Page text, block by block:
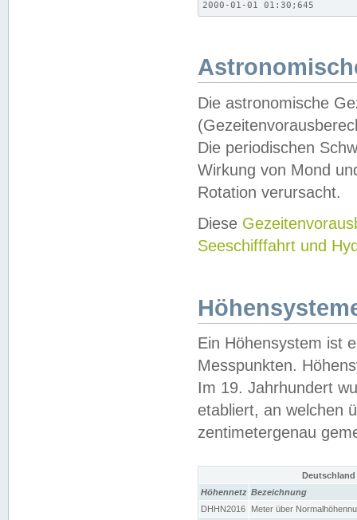
2000-01-01 01:30;645
Die astronomische
Die periodischen
Wirkung von Mond
Rotation verursacht.
Diese
Seeschifffahrt und
Ein Höhensystem ist
Messpunkten.
Im 19. Jahrhundert
etabliert, an welchen
zentimetergenau
Höhennetz Bezeichnung
DHHN2016
Meter über